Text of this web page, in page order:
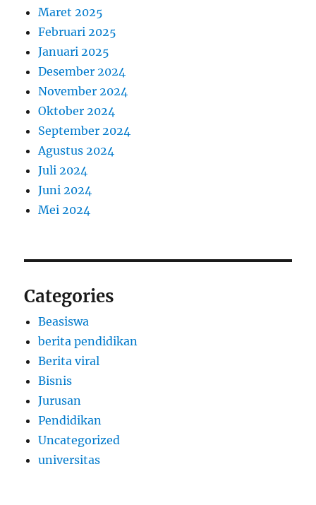
Maret 2025
Februari 2025
Januari 2025
Desember 2024
November 2024
Oktober 2024
September 2024
Agustus 2024
Juli 2024
Juni 2024
Mei 2024
Categories
Beasiswa
berita pendidikan
Berita viral
Bisnis
Jurusan
Pendidikan
Uncategorized
universitas